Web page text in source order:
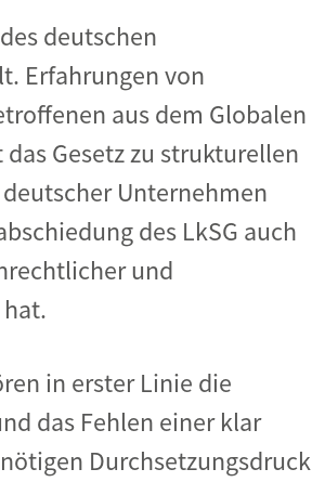
deutschen
Erfahrungen von
aus dem Globalen
Gesetz zu strukturellen
Unternehmen
des LkSG auch
und
in erster Linie die
das Fehlen einer klar
Durchsetzungsdruck